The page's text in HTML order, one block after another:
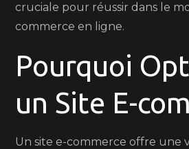
cruciale pour réussir dans le
commerce en ligne.
Pourquoi
un Site E-
Un site e-commerce offre une